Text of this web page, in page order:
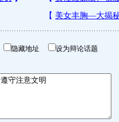
隐藏地址 设为辩论话题